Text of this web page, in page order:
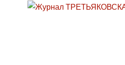
Перейти к основному содержанию
Skip to search